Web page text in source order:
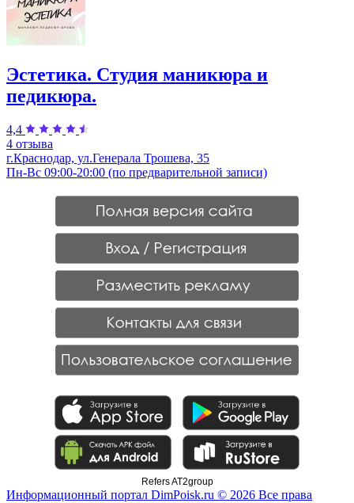
Эстетика. Студия маникюра и
педикюра.
4,4
4 отзыва
г.Краснодар, ул.Генерала Трошева, 35
Пн-Вс 09:00-20:00 (по предварительной записи)
Refers AT2group
Информационный портал DimPoisk.ru © 2026 Все права